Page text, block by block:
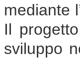
mediante
Il
sviluppo